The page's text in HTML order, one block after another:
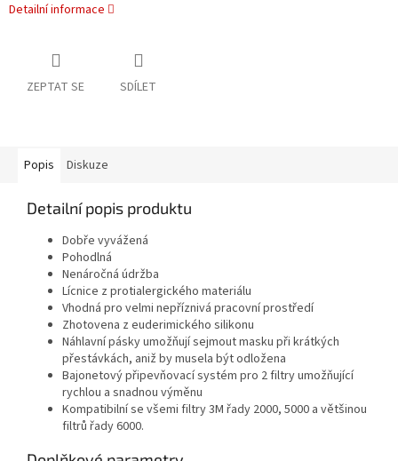
Detailní informace
ZEPTAT SE SDÍLET
Popis Diskuze
Detailní popis produktu
Dobře vyvážená
Pohodlná
Nenáročná údržba
Lícnice z protialergického materiálu
Vhodná pro velmi nepříznivá pracovní prostředí
Zhotovena z euderimického silikonu
Náhlavní pásky umožňují sejmout masku při krátkých
přestávkách, aniž by musela být odložena
Bajonetový připevňovací systém pro 2 filtry umožňující
rychlou a snadnou výměnu
Kompatibilní se všemi filtry 3M řady 2000, 5000 a většinou
filtrů řady 6000.